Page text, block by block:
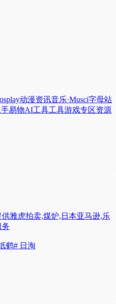
动漫资讯音乐·Musci字母站
手易物AI工具工具游戏专区资源
雅虎拍卖,煤炉,日本亚马逊,乐
务
鹤# 日淘